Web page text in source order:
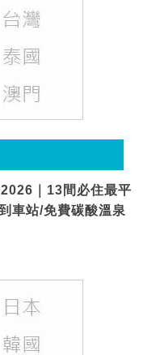
｜13間必住最平
車站/免費碳酸溫泉